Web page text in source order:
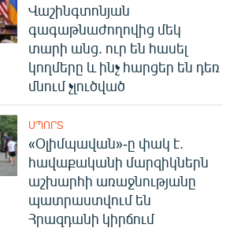
Վաշինգտոնյան
գագաթնաժողովից մեկ
տարի անց. ուր են հասել
կողմերը և ինչ հարցեր են դեռ
մնում չլուծված
ՍՊՈՐՏ
«Օլիմպավան»-ը փակ է.
հավաքականի մարզիկներն
աշխարհի առաջնությանը
պատրաստվում են
Հրազդանի կիրճում